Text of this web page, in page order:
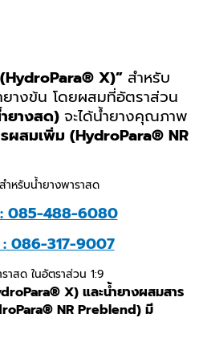
X)” สำหรับ
างข้น โดยผสมที่อัตราส่วน
ยางสด) จะได้น้ำยางคุณภาพ
ผสมเพิ่ม (HydroPara® NR
085-488-6080
086-317-9007
X) และน้ำยางผสมสาร
NR Preblend) มี